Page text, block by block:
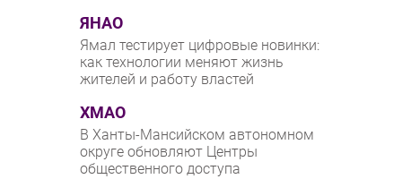
ЯНАО
Ямал тестирует цифровые новинки:
как технологии меняют жизнь
жителей и работу властей
ХМАО
В Ханты-Мансийском автономном
округе обновляют Центры
общественного доступа